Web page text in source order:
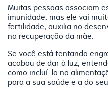
Muitas pessoas associam
imunidade, mas ele vai
fertilidade, auxilia no
na recuperação da mãe.
Se você está tentando
acabou de dar à luz,
como incluí-lo na
para a sua saúde e a do